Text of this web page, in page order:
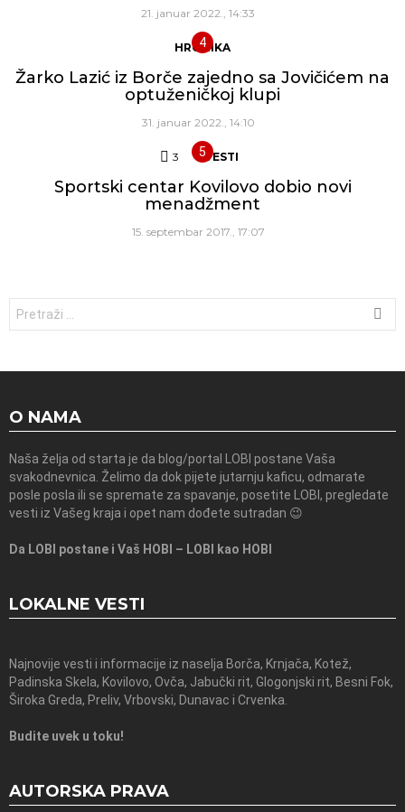
21. januar 2022., 14:33
HRONIKA
Žarko Lazić iz Borče zajedno sa Jovičićem na
optuženičkoj klupi
31. januar 2022., 14:10
3 Komentara
VESTI
Sportski centar Kovilovo dobio novi
menadžment
15. septembar 2017., 17:07
O NAMA
Naša želja od starta je da blog/portal LOBI postane Vaša
svakodnevnica. Želimo da dok pijete jutarnju kaficu, odmarate
posle posla ili se spremate za spavanje, posetite LOBI, pregledate
vesti iz Vašeg kraja i opet nam dođete sutradan 😉
Da LOBI postane i Vaš HOBI – LOBI kao HOBI
LOKALNE VESTI
Najnovije vesti i informacije iz naselja Borča, Krnjača, Kotež,
Padinska Skela, Kovilovo, Ovča, Jabučki rit, Glogonjski rit, Besni Fok,
Široka Greda, Preliv, Vrbovski, Dunavac i Crvenka.
Budite uvek u toku!
AUTORSKA PRAVA